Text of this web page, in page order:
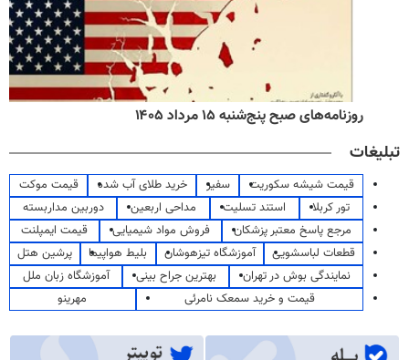
روزنامه‌های صبح پنج‌شنبه ۱۵ مرداد ۱۴۰۵
تبلیغات
قیمت شیشه سکوریت سفیر خرید طلای آب شده
قیمت موکت
تور کربلا
استند تسلیت مداحی اربعین
دوربین مداربسته
مرجع پاسخ معتبر پزشکان
فروش مواد شیمیایی
قیمت ایمپلنت
قطعات لباسشویی
آموزشگاه تیزهوشان بلیط هواپیما
پرشین هتل
نمایندگی بوش در تهران
بهترین جراح بینی
آموزشگاه زبان ملل
قیمت و خرید سمعک نامرئی
مهرینو